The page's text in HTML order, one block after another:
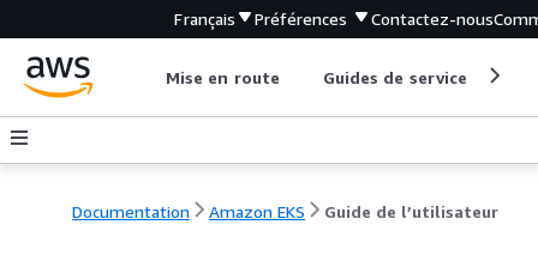
Français Préférences Contactez-nous
Mise en route Guides de service
Documentation Amazon EKS Guide de l’utilisateur